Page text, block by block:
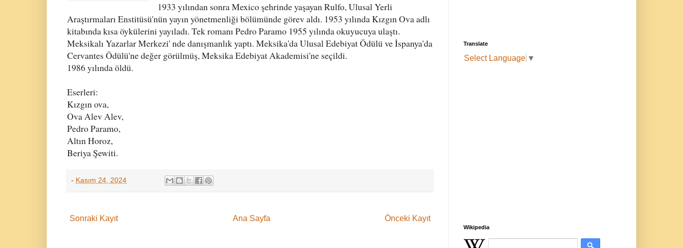
1933 yılından sonra Mexico şehrinde yaşayan Rulfo, Ulusal Yerli
Araştırmaları Enstitüsü'nün yayın yönetmenliği bölümünde görev aldı. 1953 yılında Kızgın Ova adlı
kitabında kısa öykülerini yayıladı. Tek romanı Pedro Paramo 1955 yılında okuyucuya ulaştı.
Meksikalı Yazarlar Merkezi' nde danışmanlık yaptı. Meksika'da Ulusal Edebiyat Ödülü ve İspanya'da
Cervantes Ödülü'ne değer görülmüş, Meksika Edebiyat Akademisi'ne seçildi.
1986 yılında öldü.
Eserleri:
Kızgın ova,
Ova Alev Alev,
Pedro Paramo,
Altın Horoz,
Beriya Şewiti.
- Kasım 24, 2024
Sonraki Kayıt Önceki Kayıt
Ana Sayfa
Translate
Select Language ▼
Wikipedia